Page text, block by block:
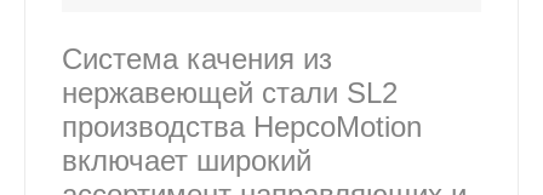
Система качения из
нержавеющей стали SL2
производства HepcoMotion
включает широкий